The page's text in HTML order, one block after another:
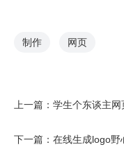
制作 网页
上一篇： 学生个东谈主
下一篇： 在线生成logo野